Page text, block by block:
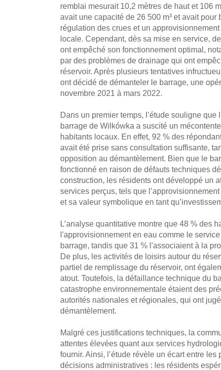
remblai mesurait 10,2 mètres de haut et 106
avait une capacité de 26 500 m³ et avait
régulation des crues et un
locale. Cependant, dès sa mise en service,
ont empêché son fonctionnement optimal,
par des problèmes de drainage qui ont
réservoir. Après plusieurs tentatives
ont décidé de démanteler le barrage, une
novembre 2021 à mars 2022.
Dans un premier temps, l’étude souligne
barrage de Wilkówka a suscité un
habitants locaux. En effet, 92 % des
avait été prise sans consultation suffisante,
opposition au démantèlement. Bien que le
fonctionné en raison de défauts techniques
construction, les résidents ont développé un
services perçus, tels que
et sa valeur symbolique en tant
L’analyse quantitative montre que 48 % des
l'approvisionnement en eau comme le
barrage, tandis que 31 % l'associaient à la
De plus, les activités de loisirs autour du
partiel de remplissage du réservoir, ont
atout. Toutefois, la défaillance technique du
catastrophe environnementale étaient des
autorités nationales et régionales, qui ont
démantèlement.
Malgré ces justifications techniques, la
attentes élevées quant aux services
fournir. Ainsi, l’étude révèle un écart entre
décisions administratives : les résidents